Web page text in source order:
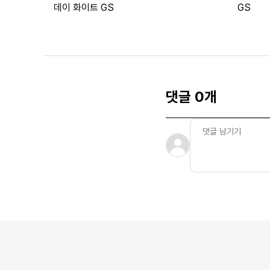
데이 화이트 GS
GS
댓글 0개